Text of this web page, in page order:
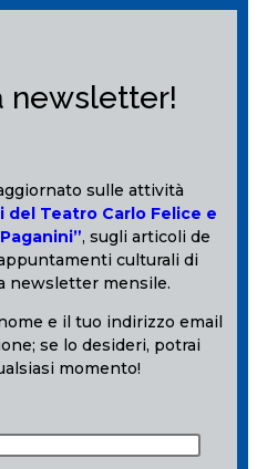
newsletter!
sulle attività
del Teatro Carlo Felice e
, sugli articoli de
culturali di
newsletter mensile.
e il tuo indirizzo email
se lo desideri, potrai
momento!